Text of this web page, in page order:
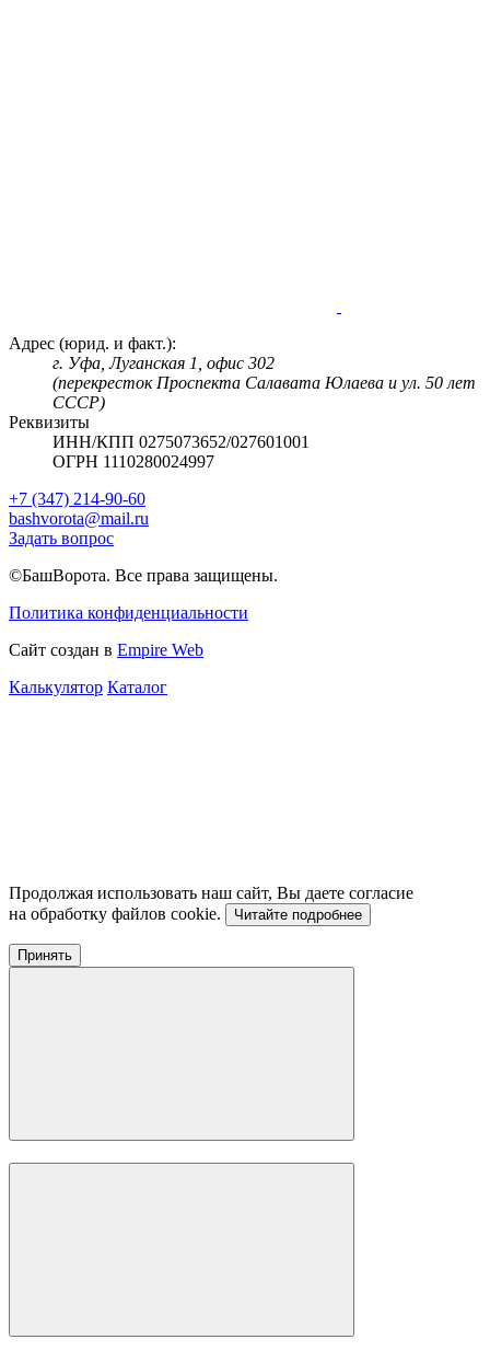
Адрес (юрид. и факт.):
г. Уфа, Луганская 1, офис 302
(перекресток Проспекта Салавата Юлаева и ул. 50 лет
СССР)
Реквизиты
ИНН/КПП 0275073652/027601001
ОГРН 1110280024997
+7 (347) 214-90-60
bashvorota@mail.ru
Задать вопрос
©БашВорота. Все права защищены.
Политика конфиденциальности
Сайт создан в Empire Web
Калькулятор Каталог
Продолжая использовать наш сайт, Вы даете согласие
на обработку файлов cookie.
Читайте подробнее
Принять